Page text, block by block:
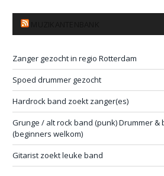
Zanger gezocht in regio Rotterdam
Spoed drummer gezocht
Hardrock band zoekt zanger(es)
Grunge / alt rock band (punk) Drummer &
(beginners welkom)
Gitarist zoekt leuke band